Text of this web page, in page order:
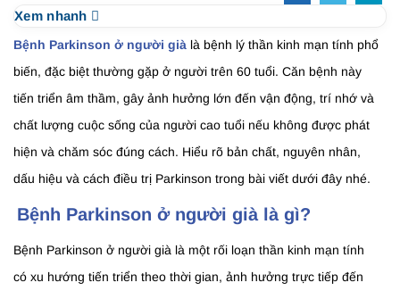
Xem nhanh
Bệnh Parkinson ở người già là bệnh lý thần kinh mạn tính phổ
biến, đặc biệt thường gặp ở người trên 60 tuổi. Căn bệnh này
tiến triển âm thầm, gây ảnh hưởng lớn đến vận động, trí nhớ và
chất lượng cuộc sống của người cao tuổi nếu không được phát
hiện và chăm sóc đúng cách. Hiểu rõ bản chất, nguyên nhân,
dấu hiệu và cách điều trị Parkinson trong bài viết dưới đây nhé.
Bệnh Parkinson ở người già là gì?
Bệnh Parkinson ở người già là một rối loạn thần kinh mạn tính
có xu hướng tiến triển theo thời gian, ảnh hưởng trực tiếp đến